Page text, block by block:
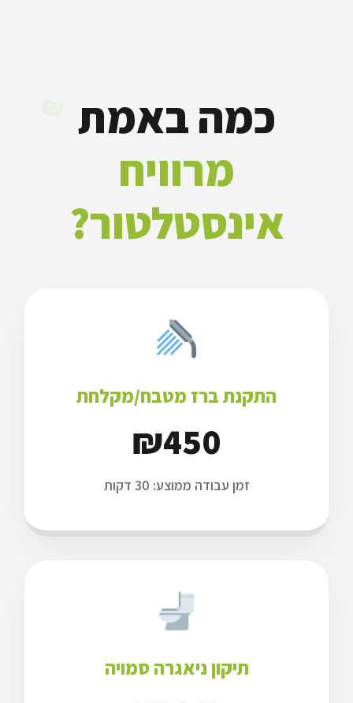
כמה באמת
מרוויח
אינסטלטור?
התקנת ברז מטבח/מקלחת
₪450
זמן עבודה ממוצע: 30 דקות
תיקון ניאגרה סמויה